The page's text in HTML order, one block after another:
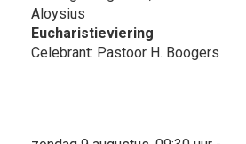
Aloysius
Eucharistieviering
Celebrant: Pastoor H. Boogers